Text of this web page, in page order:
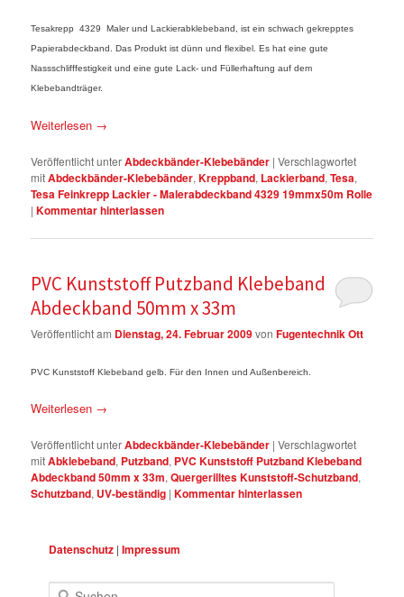
Tesakrepp 4329 Maler und Lackierabklebeband, ist ein schwach gekrepptes
Papierabdeckband. Das Produkt ist dünn und flexibel. Es hat eine gute
Nassschlifffestigkeit und eine gute Lack- und Füllerhaftung auf dem
Klebebandträger.
Weiterlesen →
Veröffentlicht unterAbdeckbänder-Klebebänder |Verschlagwortet
mitAbdeckbänder-Klebebänder,Kreppband, Lackierband,Tesa,
Tesa Feinkrepp Lackier - Malerabdeckband 4329 19mmx50m Rolle
|Kommentar hinterlassen
PVC Kunststoff Putzband Klebeband
Abdeckband 50mm x 33m
Veröffentlicht am Dienstag, 24. Februar 2009vonFugentechnik Ott
PVC Kunststoff Klebeband gelb. Für den Innen und Außenbereich.
Weiterlesen →
Veröffentlicht unterAbdeckbänder-Klebebänder |Verschlagwortet
mitAbklebeband, Putzband, PVC Kunststoff Putzband Klebeband
Abdeckband 50mm x 33m,Quergerilltes Kunststoff-Schutzband,
Schutzband, UV-beständig |Kommentar hinterlassen
Datenschutz |Impressum
Suchen